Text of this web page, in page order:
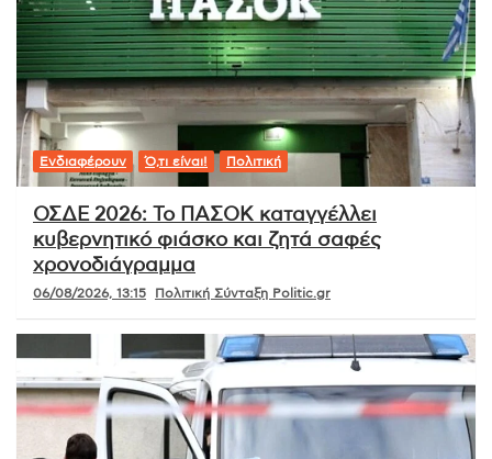
Ενδιαφέρουν Ό,τι είναι! Πολιτική
ΟΣΔΕ 2026: Το ΠΑΣΟΚ καταγγέλλει
κυβερνητικό φιάσκο και ζητά σαφές
χρονοδιάγραμμα
06/08/2026, 13:15 Πολιτική Σύνταξη Politic.gr